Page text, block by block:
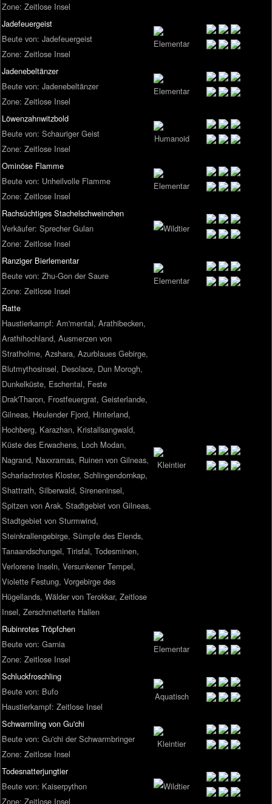
Zone: Zeitlose Insel
Jadefeuergeist
Beute von: Jadefeuergeist
Zone: Zeitlose Insel
Jadenebeltänzer
Beute von: Jadenebeltänzer
Zone: Zeitlose Insel
Löwenzahnwitzbold
Beute von: Schauriger Geist
Zone: Zeitlose Insel
Ominöse Flamme
Beute von: Unheilvolle Flamme
Zone: Zeitlose Insel
Rachsüchtiges Stachelschweinchen
Verkäufer: Sprecher Gulan
Zone: Zeitlose Insel
Ranziger Bierlementar
Beute von: Zhu-Gon der Saure
Zone: Zeitlose Insel
Ratte
Haustierkampf: Am'mental, Arathibecken,
Arathihochland, Ausmerzen von
Stratholme, Azshara, Azurblaues Gebirge,
Blutmythosinsel, Desolace, Dun Morogh,
Dunkelküste, Eschental, Feste
Drak'Tharon, Frostfeuergrat, Geisterlande,
Gilneas, Heulender Fjord, Hinterland,
Hochberg, Karazhan, Kristallsangwald,
Küste des Erwachens, Loch Modan,
Nagrand, Naxxramas, Ruinen von Gilneas,
Scharlachrotes Kloster, Schlingendornkap,
Shattrath, Silberwald, Sireneninsel,
Spitzen von Arak, Stadtgebiet von Gilneas,
Stadtgebiet von Sturmwind,
Steinkrallengebirge, Sümpfe des Elends,
Tanaandschungel, Tirisfal, Todesminen,
Verlorene Inseln, Versunkener Tempel,
Violette Festung, Vorgebirge des
Hügellands, Wälder von Terokkar, Zeitlose
Insel, Zerschmetterte Hallen
Rubinrotes Tröpfchen
Beute von: Garnia
Zone: Zeitlose Insel
Schluckfroschling
Beute von: Bufo
Haustierkampf: Zeitlose Insel
Schwarmling von Gu'chi
Beute von: Gu'chi der Schwarmbringer
Zone: Zeitlose Insel
Todesnatterjungtier
Beute von: Kaiserpython
Zone: Zeitlose Insel